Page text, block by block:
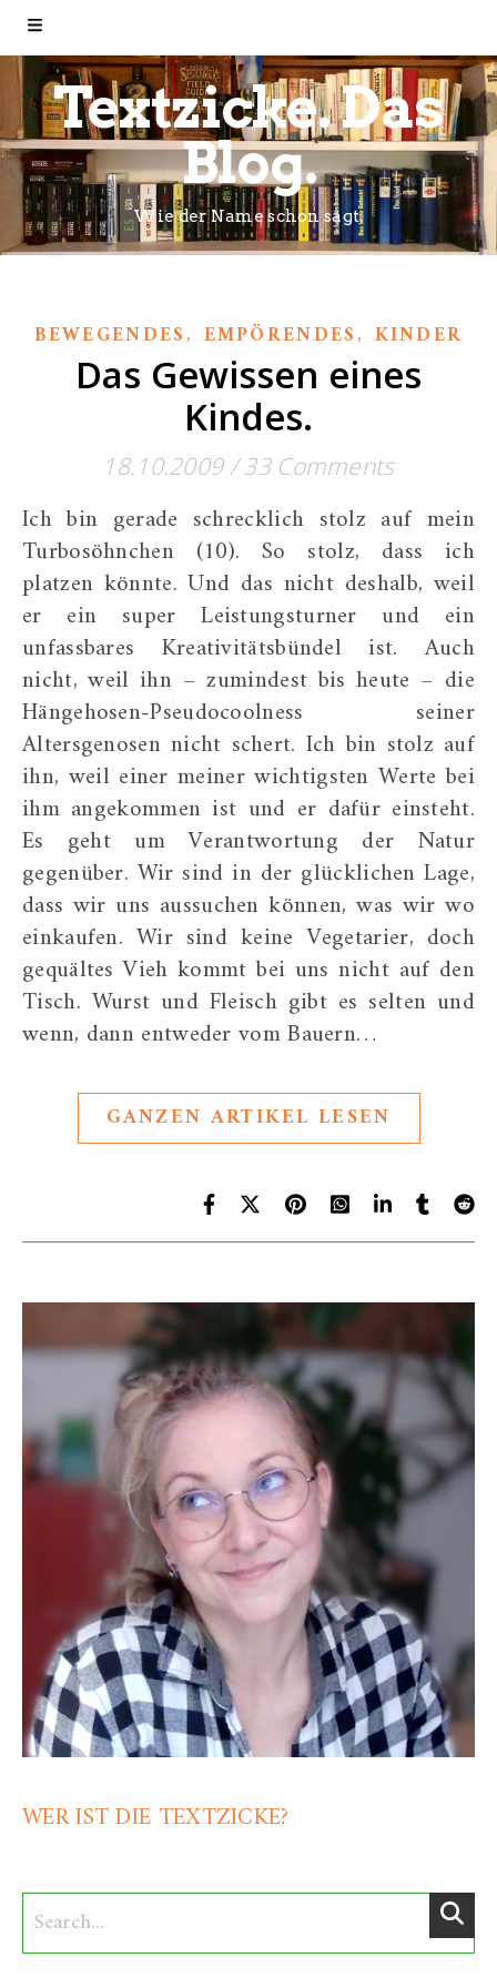
Textzicke. Das
Blog.
Wie der Name schon sagt.
BEWEGENDES, EMPÖRENDES, KINDER
Das Gewissen eines
Kindes.
18.10.2009 / 33 Comments
Ich bin gerade schrecklich stolz auf mein
Turbosöhnchen (10). So stolz, dass ich
platzen könnte. Und das nicht deshalb, weil
er ein super Leistungsturner und ein
unfassbares Kreativitätsbündel ist. Auch
nicht, weil ihn – zumindest bis heute – die
Hängehosen-Pseudocoolness seiner
Altersgenosen nicht schert. Ich bin stolz auf
ihn, weil einer meiner wichtigsten Werte bei
ihm angekommen ist und er dafür einsteht.
Es geht um Verantwortung der Natur
gegenüber. Wir sind in der glücklichen Lage,
dass wir uns aussuchen können, was wir wo
einkaufen. Wir sind keine Vegetarier, doch
gequältes Vieh kommt bei uns nicht auf den
Tisch. Wurst und Fleisch gibt es selten und
wenn, dann entweder vom Bauern…
GANZEN ARTIKEL LESEN
WER IST DIE TEXTZICKE?